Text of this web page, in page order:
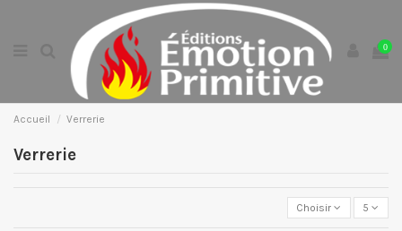
0
Accueil Verrerie
Verrerie
Choisir 5